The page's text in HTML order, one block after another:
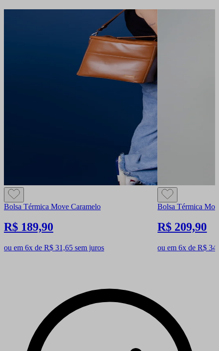
Bolsa Térmica Move Caramelo
R$ 189,90
ou em 6x de R$ 31,65 sem juros
Bolsa Térmica
R$ 209,90
ou em 6x de R$